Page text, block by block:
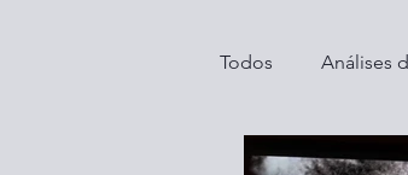
Todos Análises